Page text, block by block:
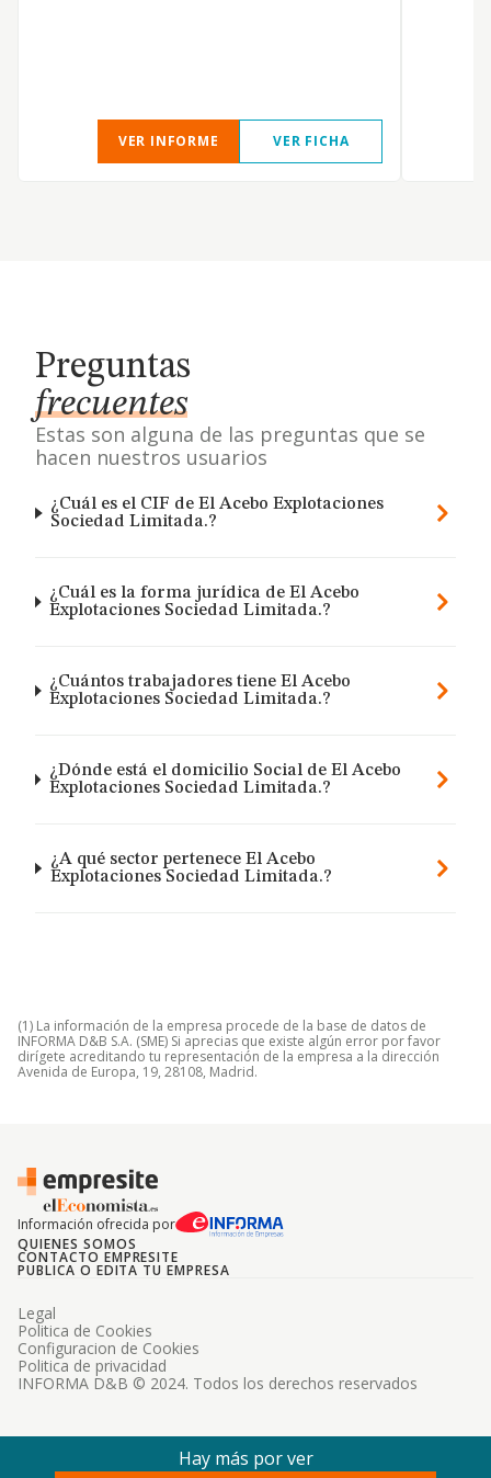
VER INFORME VER FICHA
Preguntas
frecuentes
Estas son alguna de las preguntas que se
hacen nuestros usuarios
¿Cuál es el CIF de El Acebo Explotaciones
Sociedad Limitada.?
¿Cuál es la forma jurídica de El Acebo
Explotaciones Sociedad Limitada.?
¿Cuántos trabajadores tiene El Acebo
Explotaciones Sociedad Limitada.?
¿Dónde está el domicilio Social de El Acebo
Explotaciones Sociedad Limitada.?
¿A qué sector pertenece El Acebo
Explotaciones Sociedad Limitada.?
(1) La información de la empresa procede de la base de datos de
INFORMA D&B S.A. (SME) Si aprecias que existe algún error por favor
dirígete acreditando tu representación de la empresa a la dirección
Avenida de Europa, 19, 28108, Madrid.
Información ofrecida por
QUIENES SOMOS
CONTACTO EMPRESITE
PUBLICA O EDITA TU EMPRESA
INFORMA D&B © 2024. Todos los derechos reservados
Legal
Politica de Cookies
Configuracion de Cookies
Politica de privacidad
Hay más por ver